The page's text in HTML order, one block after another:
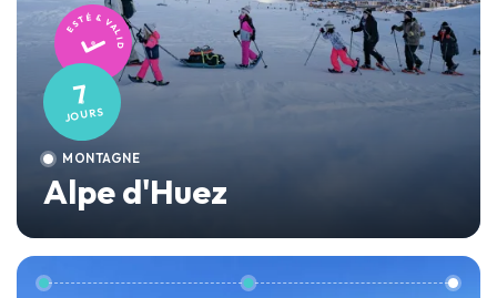
TESTÉ & VALIDÉ
7
JOURS
MONTAGNE
Alpe d'Huez